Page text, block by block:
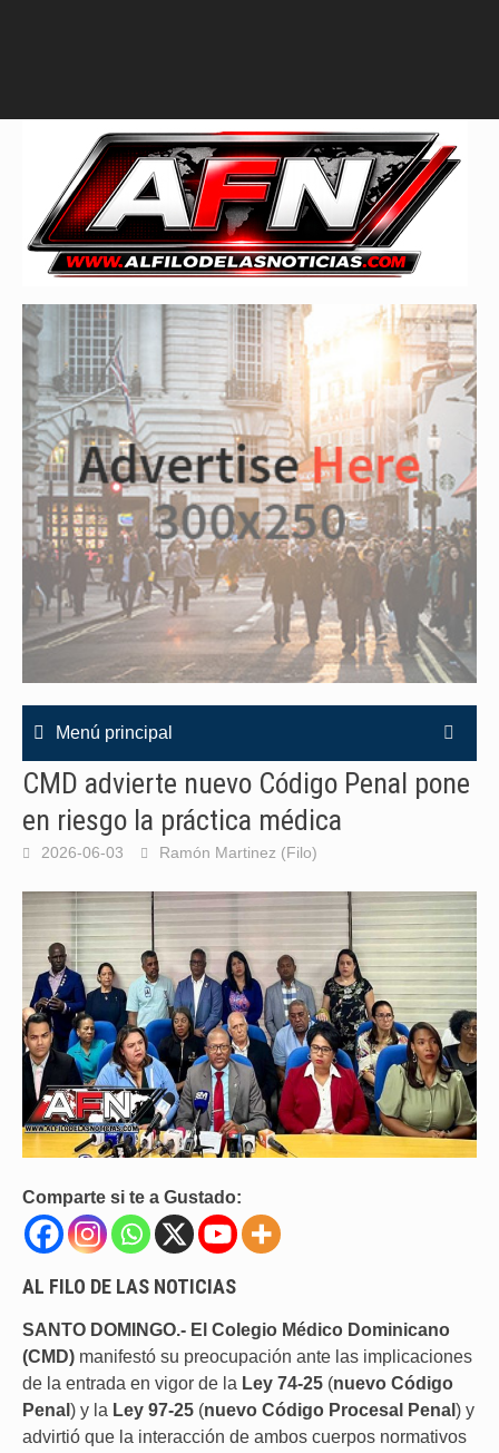
Menú principal
CMD advierte nuevo Código Penal pone
en riesgo la práctica médica
2026-06-03 Ramón Martinez (Filo)
Comparte si te a Gustado:
AL FILO DE LAS NOTICIAS
SANTO DOMINGO.- El Colegio Médico Dominicano
(CMD) manifestó su preocupación ante las implicaciones
de la entrada en vigor de la Ley 74-25 (nuevo Código
Penal ) y la Ley 97-25 (nuevo Código Procesal Penal ) y
advirtió que la interacción de ambos cuerpos normativos